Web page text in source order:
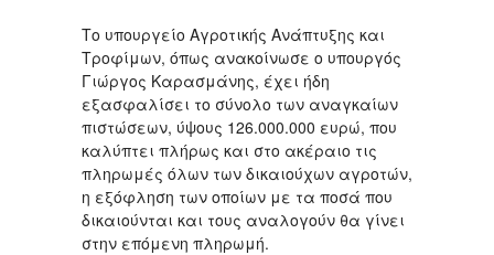
Το υπουργείο Αγροτικής Ανάπτυξης και
Τροφίμων, όπως ανακοίνωσε ο υπουργός
Γιώργος Καρασμάνης, έχει ήδη
εξασφαλίσει το σύνολο των αναγκαίων
πιστώσεων, ύψους 126.000.000 ευρώ, που
καλύπτει πλήρως και στο ακέραιο τις
πληρωμές όλων των δικαιούχων αγροτών,
η εξόφληση των οποίων με τα ποσά που
δικαιούνται και τους αναλογούν θα γίνει
στην επόμενη πληρωμή.